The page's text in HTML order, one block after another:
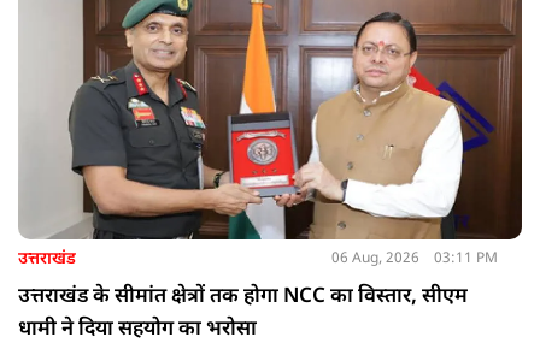
उत्तराखंड 06 Aug, 2026 03:11 PM
उत्तराखंड के सीमांत क्षेत्रों तक होगा NCC का विस्तार, सीएम
धामी ने दिया सहयोग का भरोसा